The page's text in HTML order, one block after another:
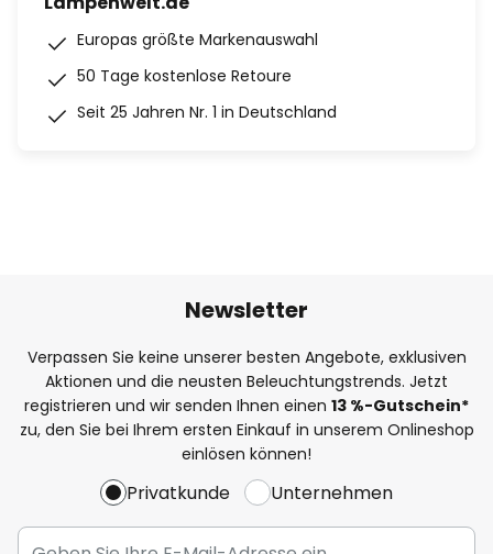
Europas größte Markenauswahl
50 Tage kostenlose Retoure
Seit 25 Jahren Nr. 1 in Deutschland
Newsletter
Verpassen Sie keine unserer besten Angebote, exklusiven
Aktionen und die neusten Beleuchtungstrends. Jetzt
registrieren und wir senden Ihnen einen 13 %-Gutschein*
zu, den Sie bei Ihrem ersten Einkauf in unserem Onlineshop
einlösen können!
Privatkunde Unternehmen